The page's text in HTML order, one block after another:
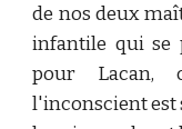
de nos deux
infantile qui se
pour Lacan,
l'inconscient est